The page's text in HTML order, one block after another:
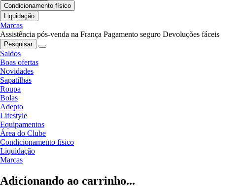
Condicionamento físico
Liquidação
Marcas
Assistência pós-venda na França Pagamento seguro Devoluções fáceis
Pesquisar
Saldos
Boas ofertas
Novidades
Sapatilhas
Roupa
Bolas
Adepto
Lifestyle
Equipamentos
Área do Clube
Condicionamento físico
Liquidação
Marcas
Adicionando ao carrinho...